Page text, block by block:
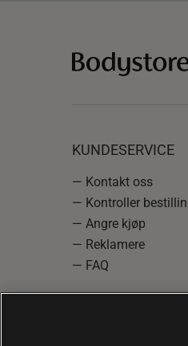
KUNDESERVICE
— Kontakt oss
— Kontroller
— Angre kjøp
— Reklamere
— FAQ